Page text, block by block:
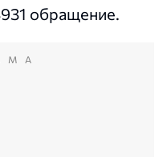
обращение.